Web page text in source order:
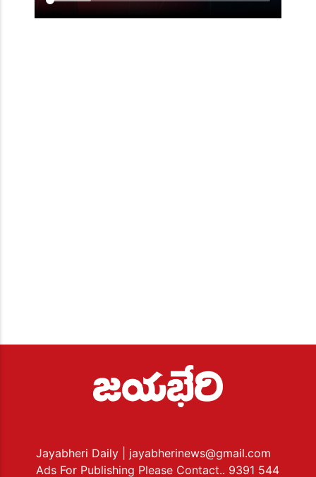
Jayabheri Daily
| jayabherinews@gmail.com
Ads For Publishing Please Contact.. 9391 544